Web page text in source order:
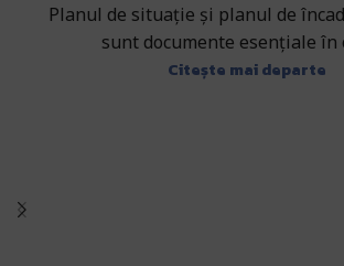
Planul de situație și planul de
sunt documente esențiale în
Citește mai departe